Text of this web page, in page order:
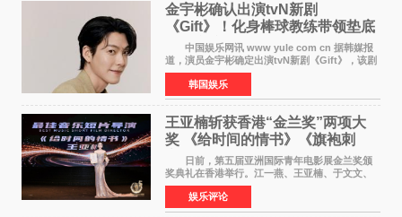
金宇彬确认出演tvN新剧
《Gift》！化身棒球教练带领垫底
球队逆袭
中国娱乐网讯 www yule com cn 据韩媒报
道，演员金宇彬确定出演tvN新剧《Gift》，该剧
预计将于下半年播出，引发观众高度期待。
本剧改编自同名网络漫画，讲述一位经历意外事
故后获得特殊
韩国娱乐
王亚楠斩获香港“金兰奖”两项大
奖 《给时间的情书》《旗袍刺
客》双双获肯定
日前，第五届亚洲国际青年电影展金兰奖颁
奖典礼在香港举行。江一燕、王亚楠、于文文、
李东学等知名演员出席活动。著名演员、导演王
亚楠凭借音乐故事片《给时间的情书》和院线电
影《旗袍刺客》
娱乐评论